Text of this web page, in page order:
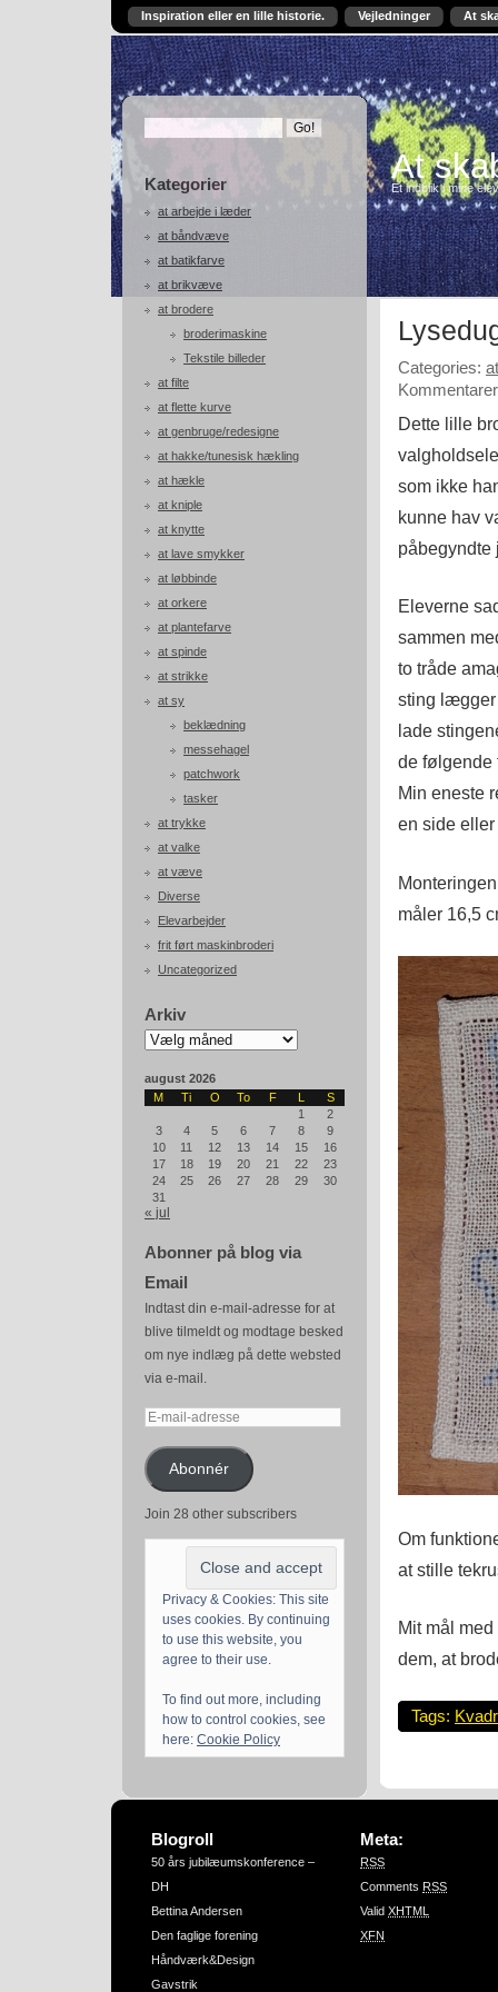
Inspiration eller en lille historie. Vejledninger At
Kategorier
at arbejde i læder
at båndvæve
at batikfarve
at brikvæve
at brodere
broderimaskine
Tekstile billeder
at filte
at flette kurve
at genbruge/redesigne
at hakke/tunesisk hækling
at hækle
at kniple
at knytte
at lave smykker
at løbbinde
at orkere
at plantefarve
at spinde
at strikke
at sy
beklædning
messehagel
patchwork
tasker
at trykke
at valke
at væve
Diverse
Elevarbejder
frit ført maskinbroderi
Uncategorized
Arkiv
Arkiv
august 2026
M
Ti O To F L
S
1
2
3
4 5 6 7 8
9
10
11 12 13 14 15
16
17
18 19 20 21 22
23
24
25 26 27 28 29
30
31
« jul
Abonner på blog via
Email
Indtast din e-mail-adresse for at
blive tilmeldt og modtage besked
om nye indlæg på dette websted
via e-mail.
E-
adresseAbonnér
Join 28 other subscribers
Privacy & Cookies: This site
uses cookies. By continuing
to use this website, you
agree to their use.
To find out more, including
how to control cookies, see
here: Cookie Policy
At
Et indblik i mine
Categories:
Dette lille
som ikke
kunne hav
påbegyndte
Eleverne
sammen
to tråde
sting lægger
lade
de følgende
Min eneste
en side
måler 16,5
Om
at stille
Mit mål
dem, at
Tags:
Blogroll
50 års jubilæumskonference –
DH
Bettina Andersen
Den faglige forening
Håndværk&Design
Gavstrik
Meta:
RSS
Comments RSS
Valid XHTML
XFN